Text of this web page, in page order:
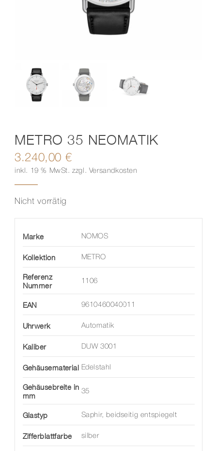
METRO 35 NEOMATIK
3.240,00 €
inkl. 19 % MwSt. zzgl. Versandkosten
Nicht vorrätig
Marke NOMOS
Kollektion METRO
Referenz
Nummer
1106
EAN 9610460040011
Uhrwerk Automatik
Kaliber DUW 3001
Gehäusematerial Edelstahl
Gehäusebreite in
mm
35
Glastyp Saphir, beidseitig entspiegelt
Zifferblattfarbe silber